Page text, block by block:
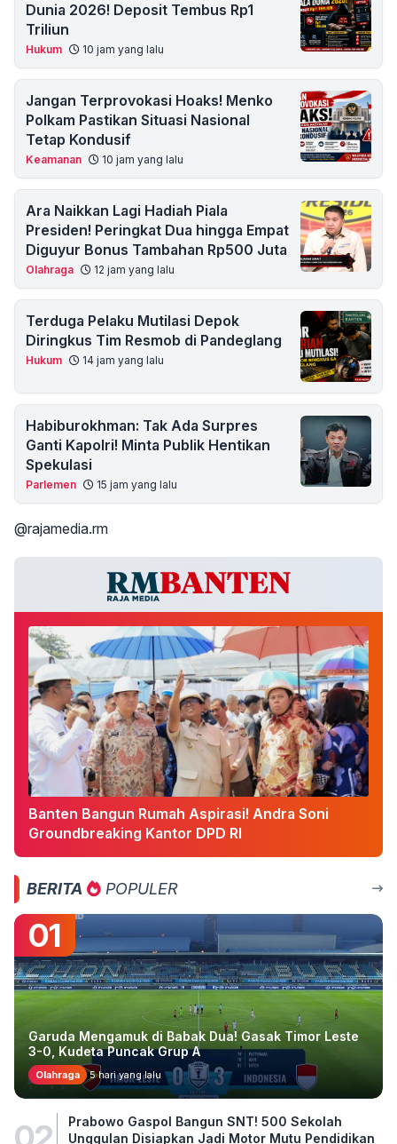
Dunia 2026! Deposit Tembus Rp1
Triliun
Hukum 10 jam yang lalu
Jangan Terprovokasi Hoaks! Menko
Polkam Pastikan Situasi Nasional
Tetap Kondusif
Keamanan 10 jam yang lalu
Ara Naikkan Lagi Hadiah Piala
Presiden! Peringkat Dua hingga Empat
Diguyur Bonus Tambahan Rp500 Juta
Olahraga 12 jam yang lalu
Terduga Pelaku Mutilasi Depok
Diringkus Tim Resmob di Pandeglang
Hukum 14 jam yang lalu
Habiburokhman: Tak Ada Surpres
Ganti Kapolri! Minta Publik Hentikan
Spekulasi
Parlemen 15 jam yang lalu
@rajamedia.rm
Banten Bangun Rumah Aspirasi! Andra Soni
Groundbreaking Kantor DPD RI
BERITA POPULER
01
Garuda Mengamuk di Babak Dua! Gasak Timor Leste
3-0, Kudeta Puncak Grup A
Olahraga 5 hari yang lalu
Prabowo Gaspol Bangun SNT! 500 Sekolah
Unggulan Disiapkan Jadi Motor Mutu Pendidikan